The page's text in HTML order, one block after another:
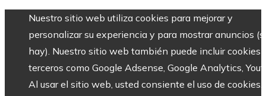
Nuestro sitio web utiliza cookies para mejorar y
personalizar su experiencia y para mostrar anuncios
hay). Nuestro sitio web también puede incluir cookies
terceros como Google Adsense, Google Analytics,
Al usar el sitio web, usted consiente el uso de cookies.